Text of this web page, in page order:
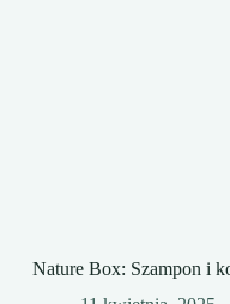
Nature Box: Szampon i